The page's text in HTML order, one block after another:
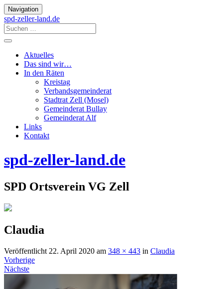
Navigation
spd-zeller-land.de
Aktuelles
Das sind wir…
In den Räten
Kreistag
Verbandsgemeinderat
Stadtrat Zell (Mosel)
Gemeinderat Bullay
Gemeinderat Alf
Links
Kontakt
spd-zeller-land.de
SPD Ortsverein VG Zell
Claudia
Veröffentlicht 22. April 2020 am 348 × 443 in Claudia
Vorherige
Nächste